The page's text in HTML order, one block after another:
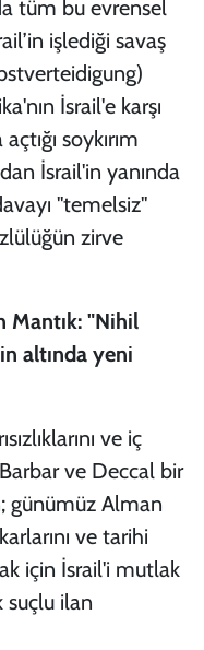
tüm bu evrensel
işlediği savaş
)
İsrail'e karşı
soykırım
İsrail'in yanında
"temelsiz"
zirve
Mantık: "Nihil
altında yeni
ve iç
ve Deccal bir
günümüz Alman
ve tarihi
için İsrail'i mutlak
suçlu ilan